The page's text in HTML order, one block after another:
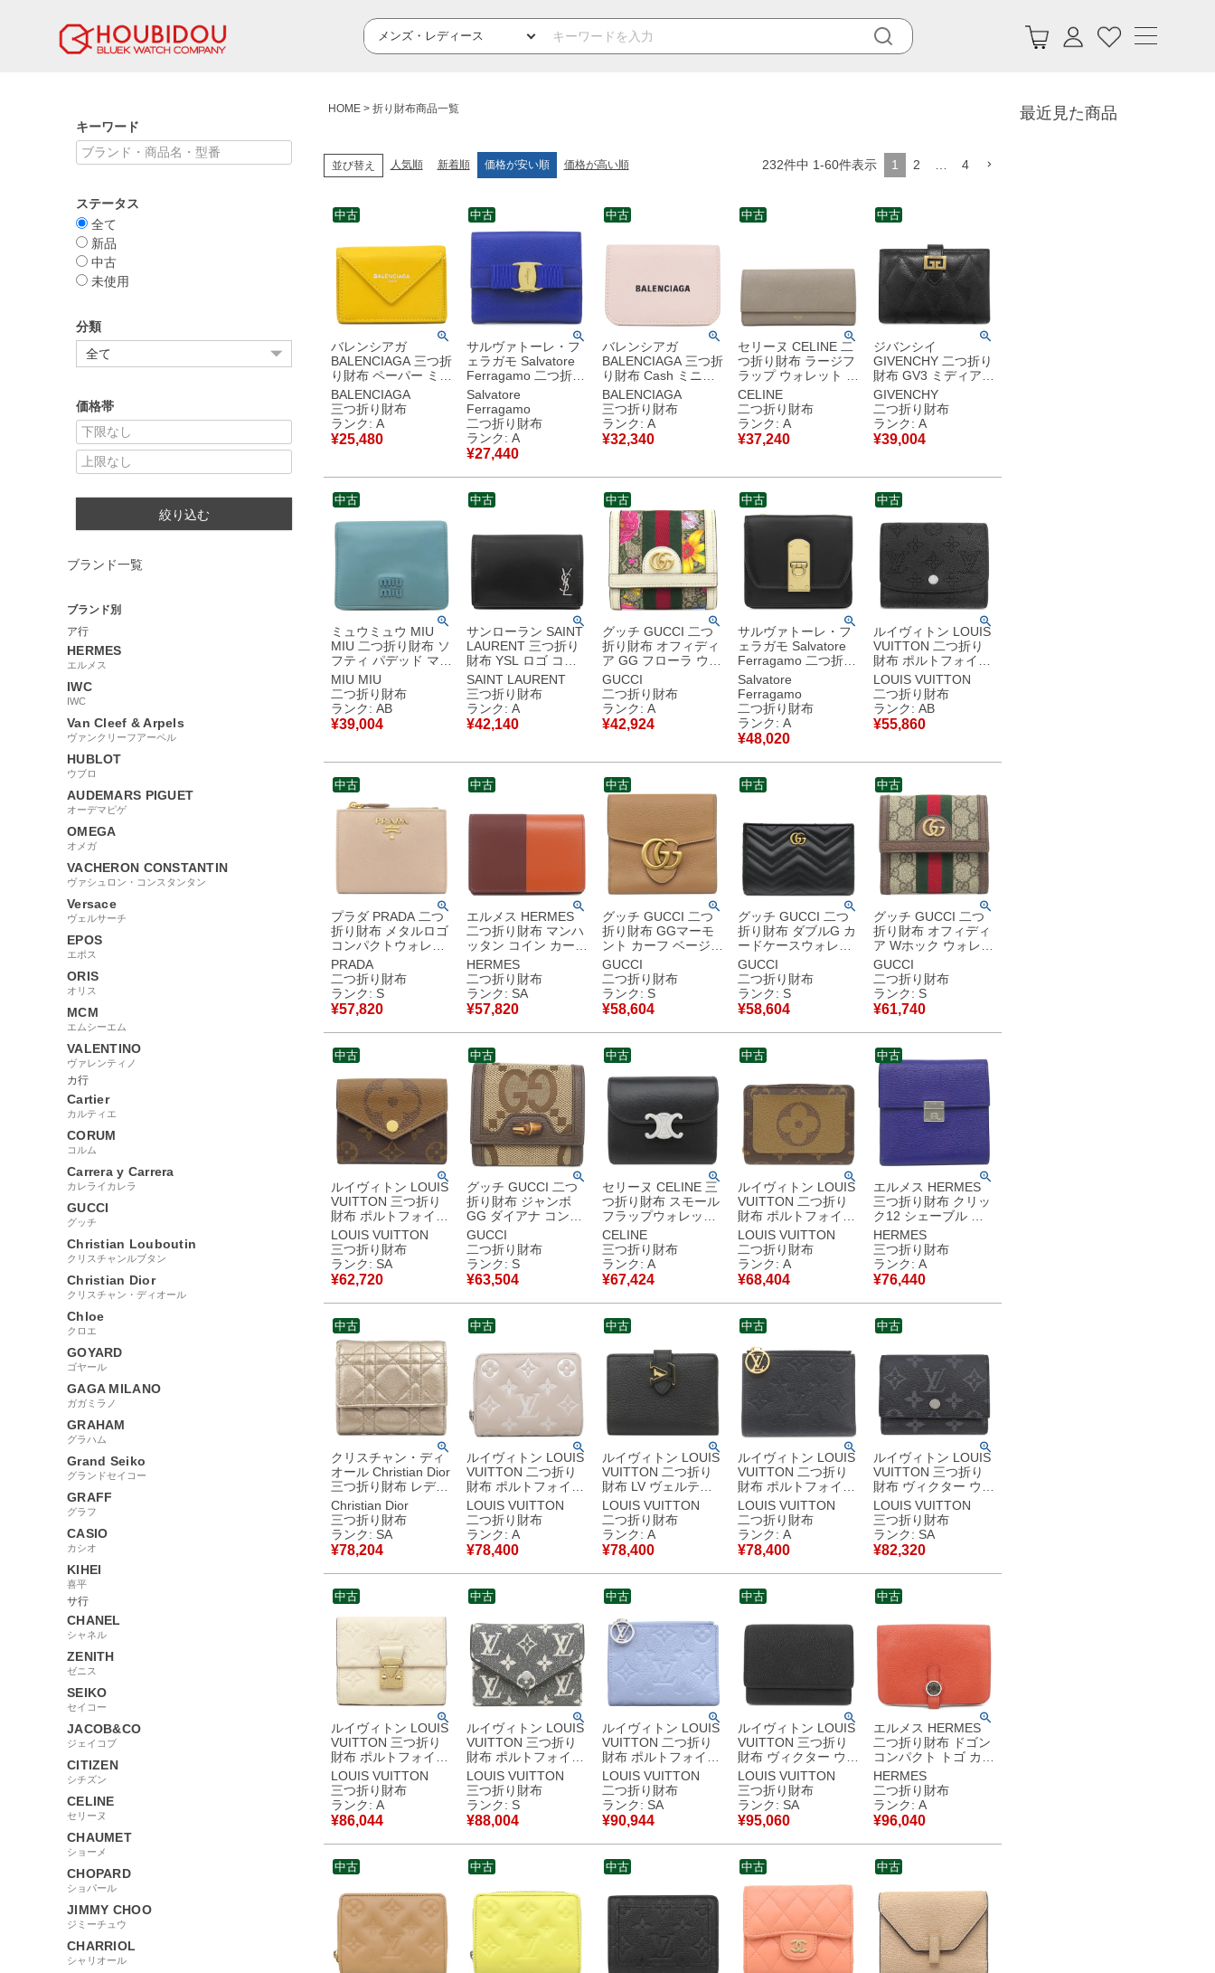
キーワード
ステータス
全て
新品
中古
未使用
分類
価格帯
絞り込む
ブランド一覧
ブランド別
ア行
HERMES
エルメス
IWC
IWC
Van Cleef & Arpels
ヴァンクリーフアーペル
HUBLOT
ウブロ
AUDEMARS PIGUET
オーデマピゲ
OMEGA
オメガ
VACHERON CONSTANTIN
ヴァシュロン・コンスタンタン
Versace
ヴェルサーチ
EPOS
エポス
ORIS
オリス
MCM
エムシーエム
VALENTINO
ヴァレンティノ
カ行
Cartier
カルティエ
CORUM
コルム
Carrera y Carrera
カレライカレラ
GUCCI
グッチ
Christian Louboutin
クリスチャンルブタン
Christian Dior
クリスチャン・ディオール
Chloe
クロエ
GOYARD
ゴヤール
GAGA MILANO
ガガミラノ
GRAHAM
グラハム
Grand Seiko
グランドセイコー
GRAFF
グラフ
CASIO
カシオ
KIHEI
喜平
サ行
CHANEL
シャネル
ZENITH
ゼニス
SEIKO
セイコー
JACOB&CO
ジェイコブ
CITIZEN
シチズン
CELINE
セリーヌ
CHAUMET
ショーメ
CHOPARD
ショパール
JIMMY CHOO
ジミーチュウ
CHARRIOL
シャリオール
HOME 折り財布商品一覧
並び替え 人気順 新着順 価格が安い順 価格が高い順 232件中 1-60件表示 1 2 … 4
バレンシアガ
BALENCIAGA 三つ折
り財布 ペーパー ミニ
ウォレット レザー イ
エロー シルバー金具
コンパクトウォレッ
ト 391446 【中古】
中古美品
BALENCIAGA
三つ折り財布
ランク: A
¥25,480
中古
サルヴァトーレ・フ
ェラガモ Salvatore
Ferragamo 二つ折り
財布 ヴァラ リボン
レザー ブルー ゴール
ド金具 青 コンパクト
ウォレット 22A926
【中古】中古美品
Salvatore
Ferragamo
二つ折り財布
ランク: A
¥27,440
中古
バレンシアガ
BALENCIAGA 三つ折
り財布 Cash ミニウ
ォレット レザー ピン
ク シルバー金具 キャ
ッシュ 593813 【中
古】中古美品
BALENCIAGA
三つ折り財布
ランク: A
¥32,340
中古
セリーヌ CELINE 二
つ折り財布 ラージフ
ラップ ウォレット カ
ーフ Pebble ゴール
ド金具 グレージュ
10B563BEL 【箱】
【中古】中古美品
CELINE
二つ折り財布
ランク: A
¥37,240
中古
ジバンシイ
GIVENCHY 二つ折り
財布 GV3 ミディアム
ウォレット ゴートレ
ザー ブラック ゴール
ド金具 黒 コンパクト
ダイヤモンドキルト
BB601GB08Z 【箱】
GIVENCHY
二つ折り財布
ランク: A
¥39,004
中古
ミュウミュウ MIU
MIU 二つ折り財布 ソ
フティ パデッド マテ
ラッセ レザー ブルー
ゴールド金具 水色 ロ
ゴ コンパクト 【中
古】中古品
MIU MIU
二つ折り財布
ランク: AB
¥39,004
中古
サンローラン SAINT
LAURENT 三つ折り
財布 YSL ロゴ コン
パクト ウォレット レ
ザー ブラック シルバ
ー金具 黒 3つ折り ミ
ニ財布 685656
【箱】 【中古】中古
SAINT LAURENT
三つ折り財布
ランク: A
¥42,140
中古
グッチ GUCCI 二つ
折り財布 オフィディ
ア GG フローラ ウォ
レット GGスプリー
ムキャンバス アイボ
リー×マルチカラー
ゴールド金具 花柄
598662 【保存袋】
GUCCI
二つ折り財布
ランク: A
¥42,924
中古
サルヴァトーレ・フ
ェラガモ Salvatore
Ferragamo 二つ折り
財布 ガンチーニ ショ
ルダーウォレット レ
ザー ブラック ゴール
ド金具 黒 コンパクト
【中古】中古美品
Salvatore
Ferragamo
二つ折り財布
ランク: A
¥48,020
中古
ルイヴィトン LOUIS
VUITTON 二つ折り
財布 ポルトフォイユ
イリス コンパクト モ
ノグラムマヒナ ノワ
ール シルバー金具 黒
M62540 不明 【中
古】中古品
LOUIS VUITTON
二つ折り財布
ランク: AB
¥55,860
中古
プラダ PRADA 二つ
折り財布 メタルロゴ
コンパクトウォレッ
ト レザー ベージュピ
ンク ゴールド金具 2
つ折り 1ML023
【箱】 【中古】未使
用保管品
PRADA
二つ折り財布
ランク: S
¥57,820
中古
エルメス HERMES
二つ折り財布 マンハ
ッタン コイン カード
ケース ボックスカー
フ ヴォースイフト オ
レンジ系×ボルドー系
シルバー金具 コンパ
クト財布 コインケー
ス バイカラー ソルド
品 X刻印 【中古】新
品同様品
HERMES
二つ折り財布
ランク: SA
¥57,820
中古
グッチ GUCCI 二つ
折り財布 GGマーモ
ント カーフ ベージュ
ヴィンテージ金具 コ
ンパクト 782749
【中古】未使用保管
品
GUCCI
二つ折り財布
ランク: S
¥58,604
中古
グッチ GUCCI 二つ
折り財布 ダブルG カ
ードケースウォレッ
ト レザー キルティン
グレザー ブラック ゴ
ールド金具 コンパク
ト シェブロン
781583 DTDHT
1000 【箱】 【中
古】未使用保管品
GUCCI
二つ折り財布
ランク: S
¥58,604
中古
グッチ GUCCI 二つ
折り財布 オフィディ
ア Wホック ウォレッ
ト GGスプリームキ
ャンバス レザー ベー
ジュ＆エボニー ゴー
ルド金具 茶 ウェブ
シェリーライン
523173 【箱】 【中
古】未使用保管品
GUCCI
二つ折り財布
ランク: S
¥61,740
中古
ルイヴィトン LOUIS
VUITTON 三つ折り
財布 ポルトフォイユ
ゾエ モノグラムキャ
ンバス モノグラムジ
ャイアントリバース
モノグラムジャイア
ントリバース ゴール
ド金具 コンパクト
M80725 RFID不明
【中古】新品同様品
LOUIS VUITTON
三つ折り財布
ランク: SA
¥62,720
中古
グッチ GUCCI 二つ
折り財布 ジャンボ
GG ダイアナ コンパ
クトウォレット レザ
ー GGキャンバス ベ
ージュ×ブラウン バ
ンブー 658635
【箱】 【中古】未使
用保管品
GUCCI
二つ折り財布
ランク: S
¥63,504
中古
セリーヌ CELINE 三
つ折り財布 スモール
フラップウォレット
トリオンフ カーフ ブ
ラック シルバー金具
黒 10D783DPV.38SI
【箱】 【中古】中古
美品
CELINE
三つ折り財布
ランク: A
¥67,424
中古
ルイヴィトン LOUIS
VUITTON 二つ折り
財布 ポルトフォイユ
ルー モノグラムキャ
ンバス モノグラムリ
バースキャンバス モ
ノグラムリバース ゴ
ールド金具 ラウンド
ファスナー M81461
RFID 【箱】 【中
古】中古美品
LOUIS VUITTON
二つ折り財布
ランク: A
¥68,404
中古
エルメス HERMES
三つ折り財布 クリッ
ク12 シェーブル ブ
ルーエレクトリック
シルバー金具 青 コン
パクトウォレット C
【中古】中古美品
HERMES
三つ折り財布
ランク: A
¥76,440
中古
クリスチャン・ディ
オール Christian Dior
三つ折り財布 レディ
ディオール ロータス
ウォレット カーフ ゴ
ールド ゴールド金具
Lotus 小銭入れ チャ
ーム付き 【箱】 【中
古】新品同様品
Christian Dior
三つ折り財布
ランク: SA
¥78,204
中古
ルイヴィトン LOUIS
VUITTON 二つ折り
財布 ポルトフォイユ
ルー ラムスキン ブル
ーム シルバー金具 モ
ノグラム クッサン エ
ンボス加工 M14154
RFID 【箱】 【中
古】中古美品
LOUIS VUITTON
二つ折り財布
ランク: A
¥78,400
中古
ルイヴィトン LOUIS
VUITTON 二つ折り
財布 LV ヴェルティ
カル ウォレット コン
パクト レザー トリヨ
ンレザー ノワール ゴ
ールド金具 カード入
れ 黒 M81561 RFID
【箱】 【中古】中古
美品
LOUIS VUITTON
二つ折り財布
ランク: A
¥78,400
中古
ルイヴィトン LOUIS
VUITTON 二つ折り
財布 ポルトフォイユ
リサ モノグラムアン
プラント ノワール ゴ
ールド金具 黒 ブラッ
ク M83365 RFID
【中古】中古美品
LOUIS VUITTON
二つ折り財布
ランク: A
¥78,400
中古
ルイヴィトン LOUIS
VUITTON 三つ折り
財布 ヴィクター ウォ
レット モノグラムエ
クリプス モノグラム
エクリプス シルバー
金具 コンパクトウォ
レット M12598
RFID 【箱】 【中
古】新品同様品
LOUIS VUITTON
三つ折り財布
ランク: SA
¥82,320
中古
ルイヴィトン LOUIS
VUITTON 三つ折り
財布 ポルトフォイユ
メティス コンパクト
モノグラムアンプラ
ント クレーム ゴール
ド金具 白 M81071
RFID 【箱】 【中
古】中古美品
LOUIS VUITTON
三つ折り財布
ランク: A
¥86,044
中古
ルイヴィトン LOUIS
VUITTON 三つ折り
財布 ポルトフォイユ
ヴィクトリーヌ モノ
グラムデニム モノグ
ラムジャガードデニ
ム ブラック シルバー
金具 黒 グレー 白
M81859 RFID
【箱】 【中古】未使
用保管品
LOUIS VUITTON
三つ折り財布
ランク: S
¥88,004
中古
ルイヴィトン LOUIS
VUITTON 二つ折り
財布 ポルトフォイユ
リサ モノグラムアン
プラント ブルーフロ
ス シルバー金具 コン
パクト M26518
RFID 【箱】 【中
古】新品同様品
LOUIS VUITTON
二つ折り財布
ランク: SA
¥90,944
中古
ルイヴィトン LOUIS
VUITTON 三つ折り
財布 ヴィクター ウォ
レット カーフ ワクシ
ーカーフレザー ノワ
ール シルバー金具 黒
コンパクトウォレッ
ト M26250 RFID
【箱】 【中古】新品
同様品
LOUIS VUITTON
三つ折り財布
ランク: SA
¥95,060
中古
エルメス HERMES
二つ折り財布 ドゴン
コンパクト トゴ カプ
シーヌ シルバー金具
コンパクトウォレッ
ト U 【中古】中古美
品
HERMES
二つ折り財布
ランク: A
¥96,040
中古
中古 中古 中古 中古 中古
最近見た商品